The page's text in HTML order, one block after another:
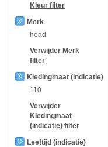
Kleur filter
Merk
head
Verwijder Merk
filter
Kledingmaat (indicatie)
110
Verwijder
Kledingmaat
(indicatie) filter
Leeftijd (indicatie)